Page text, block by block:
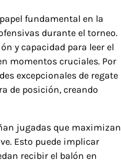
fundamental en la
durante el torneo.
y capacidad para leer el
momentos cruciales. Por
excepcionales de regate
de posición, creando
jugadas que maximizan
Esto puede implicar
recibir el balón en